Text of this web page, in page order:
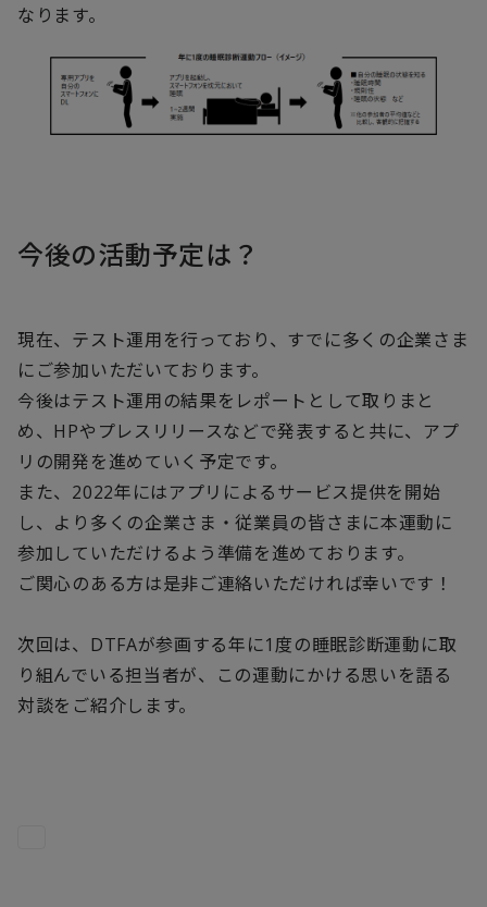
なります。
今後の活動予定は？
現在、テスト運用を行っており、すでに多くの企業さま
にご参加いただいております。
今後はテスト運用の結果をレポートとして取りまと
め、HPやプレスリリースなどで発表すると共に、アプ
リの開発を進めていく予定です。
また、2022年にはアプリによるサービス提供を開始
し、より多くの企業さま・従業員の皆さまに本運動に
参加していただけるよう準備を進めております。
ご関心のある方は是非ご連絡いただければ幸いです！
次回は、DTFAが参画する年に1度の睡眠診断運動に取
り組んでいる担当者が、この運動にかける思いを語る
対談をご紹介します。